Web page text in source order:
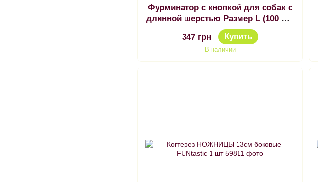
Фурминатор с кнопкой для собак с
длинной шерстью Размер L (100 мм
ширина лезвия)
347 грн
Купить
В наличии